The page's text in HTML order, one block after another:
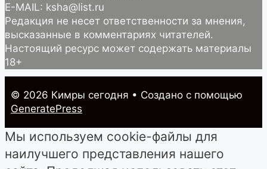
E-MAIL: ksha@list.ru
Редакция не несет ответственности за мнения,
высказанные в комментариях читателей.
Настоящий ресурс может содержать материалы
18+
© 2026 Кимры cегодня • Создано с помощью
GeneratePress
Мы используем cookie-файлы для
наилучшего представления нашего